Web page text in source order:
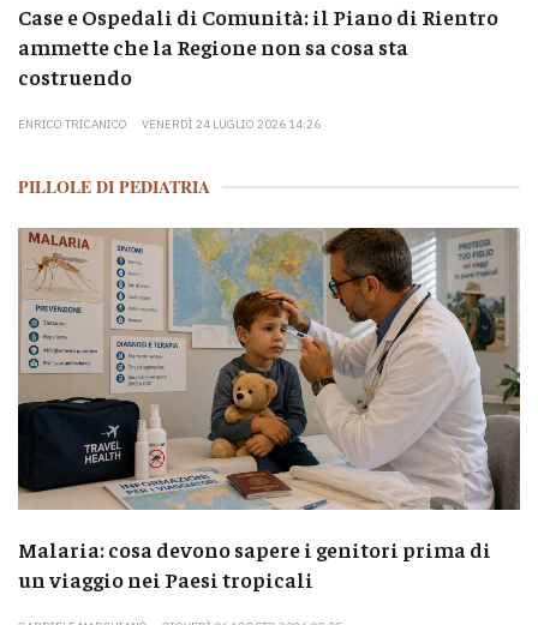
Case e Ospedali di Comunità: il Piano di Rientro
ammette che la Regione non sa cosa sta
costruendo
ENRICO TRICANICO VENERDÌ 24 LUGLIO 2026 14:26
PILLOLE DI PEDIATRIA
Malaria: cosa devono sapere i genitori prima di
un viaggio nei Paesi tropicali